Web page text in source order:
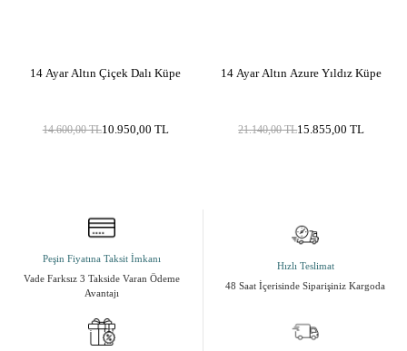
14 Ayar Altın Çiçek Dalı Küpe
14.600,00TL10.950,00 TL
14 Ayar Altın Azure Yıldız Küpe
21.140,00TL15.855,00 TL
Peşin Fiyatına Taksit İmkanı
Vade Farksız 3 Takside Varan Ödeme
Avantajı
Hızlı Teslimat
48 Saat İçerisinde Siparişiniz Kargoda